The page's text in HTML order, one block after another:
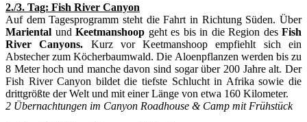
2./3. Tag: Fish River Canyon
Auf dem Tagesprogramm steht die Fahrt in Richtung Süden. Über
Mariental und Keetmanshoop geht es bis in die Region des Fish
River Canyons. Kurz vor Keetmanshoop empfiehlt sich ein
Abstecher zum Köcherbaumwald. Die Aloenpflanzen werden bis zu
8 Meter hoch und manche davon sind sogar über 200 Jahre alt. Der
Fish River Canyon bildet die tiefste Schlucht in Afrika sowie die
drittgrößte der Welt und mit einer Länge von etwa 160 Kilometer.
2 Übernachtungen im Canyon Roadhouse & Camp mit Frühstück